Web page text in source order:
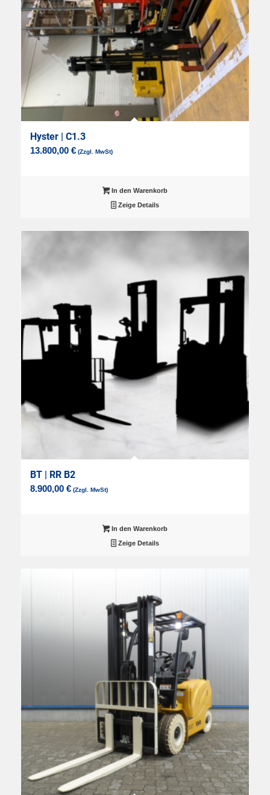
Hyster | C1.3
13.800,00 €
In den Warenkorb
Zeige Details
BT | RR B2
8.900,00 €
In den Warenkorb
Zeige Details